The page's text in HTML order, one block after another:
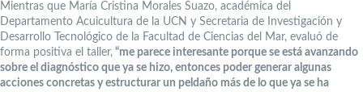
Mientras que María Cristina Morales Suazo, académica del
Departamento Acuicultura de la UCN y Secretaria de Investigación y
Desarrollo Tecnológico de la Facultad de Ciencias del Mar, evaluó de
forma positiva el taller, “me parece interesante porque se está avanzando
sobre el diagnóstico que ya se hizo, entonces poder generar algunas
acciones concretas y estructurar un peldaño más de lo que ya se ha